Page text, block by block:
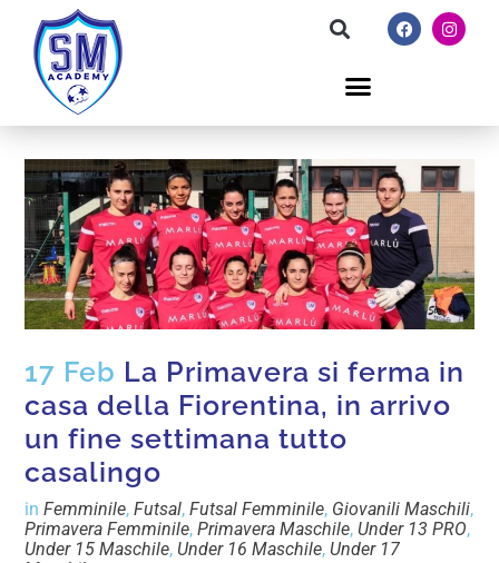
17 Feb La Primavera si ferma in
casa della Fiorentina, in arrivo
un fine settimana tutto
casalingo
inFemminile,Futsal,Futsal Femminile, Giovanili Maschili,
Primavera Femminile,Primavera Maschile, Under 13 PRO,
Under 15 Maschile, Under 16 Maschile, Under 17